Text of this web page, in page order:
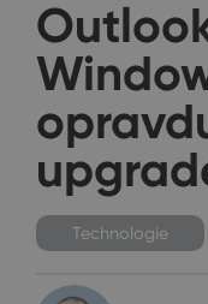
Technologie